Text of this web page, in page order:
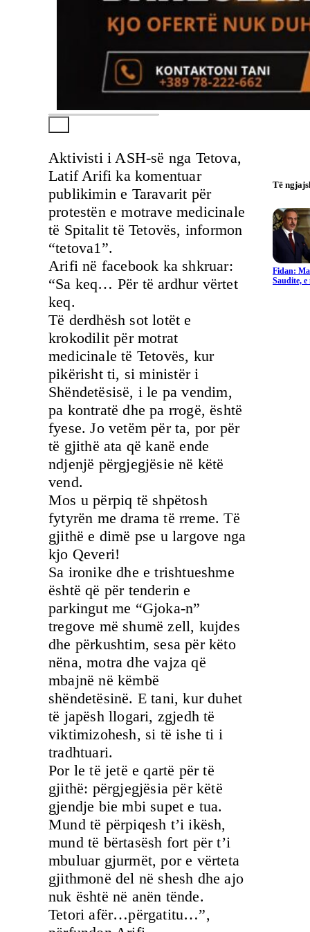
Aktivisti i ASH-së nga Tetova,
Latif Arifi ka komentuar
publikimin e Taravarit për
protestën e motrave medicinale
të Spitalit të Tetovës, informon
“tetova1”.
Arifi në facebook ka shkruar:
“Sa keq… Për të ardhur vërtet
keq.
Të derdhësh sot lotët e
krokodilit për motrat
medicinale të Tetovës, kur
pikërisht ti, si ministër i
Shëndetësisë, i le pa vendim,
pa kontratë dhe pa rrogë, është
fyese. Jo vetëm për ta, por për
të gjithë ata që kanë ende
ndjenjë përgjegjësie në këtë
vend.
Mos u përpiq të shpëtosh
fytyrën me drama të rreme. Të
gjithë e dimë pse u largove nga
kjo Qeveri!
Sa ironike dhe e trishtueshme
është që për tenderin e
parkingut me “Gjoka-n”
tregove më shumë zell, kujdes
dhe përkushtim, sesa për këto
nëna, motra dhe vajza që
mbajnë në këmbë
shëndetësinë. E tani, kur duhet
të japësh llogari, zgjedh të
viktimizohesh, si të ishe ti i
tradhtuari.
Por le të jetë e qartë për të
gjithë: përgjegjësia për këtë
gjendje bie mbi supet e tua.
Mund të përpiqesh t’i ikësh,
mund të bërtasësh fort për t’i
mbuluar gjurmët, por e vërteta
gjithmonë del në shesh dhe ajo
nuk është në anën tënde.
Tetori afër…përgatitu…”,
Të
Fidan:
Saudite,